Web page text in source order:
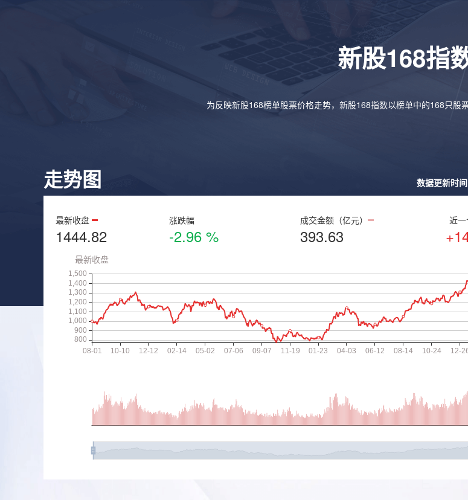
新股168指
为反映新股168榜单股票价格走势，新股168指数以榜单中的168只股
走势图 数据更新时
最新收盘
1444.82
涨跌幅
-2.96 %
成交金额（亿元）
393.63
近